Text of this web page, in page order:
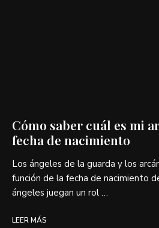
Cómo saber cuál es mi
fecha de nacimiento
Los ángeles de la guarda y los
función de la fecha de nacimiento
ángeles juegan un rol …
LEER MÁS